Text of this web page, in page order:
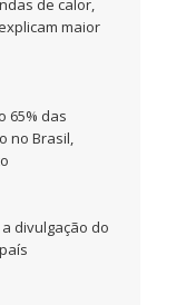
de calor,
maior
65% das
no Brasil,
divulgação do